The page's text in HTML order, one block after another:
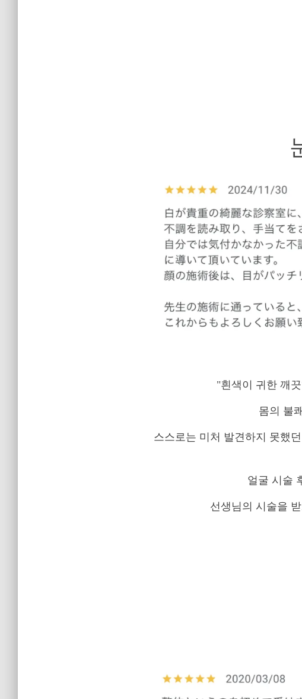
"흰색이 귀한 깨
몸의 불
스스로는 미처 발견하지 못했
얼굴 시술
선생님의 시술을